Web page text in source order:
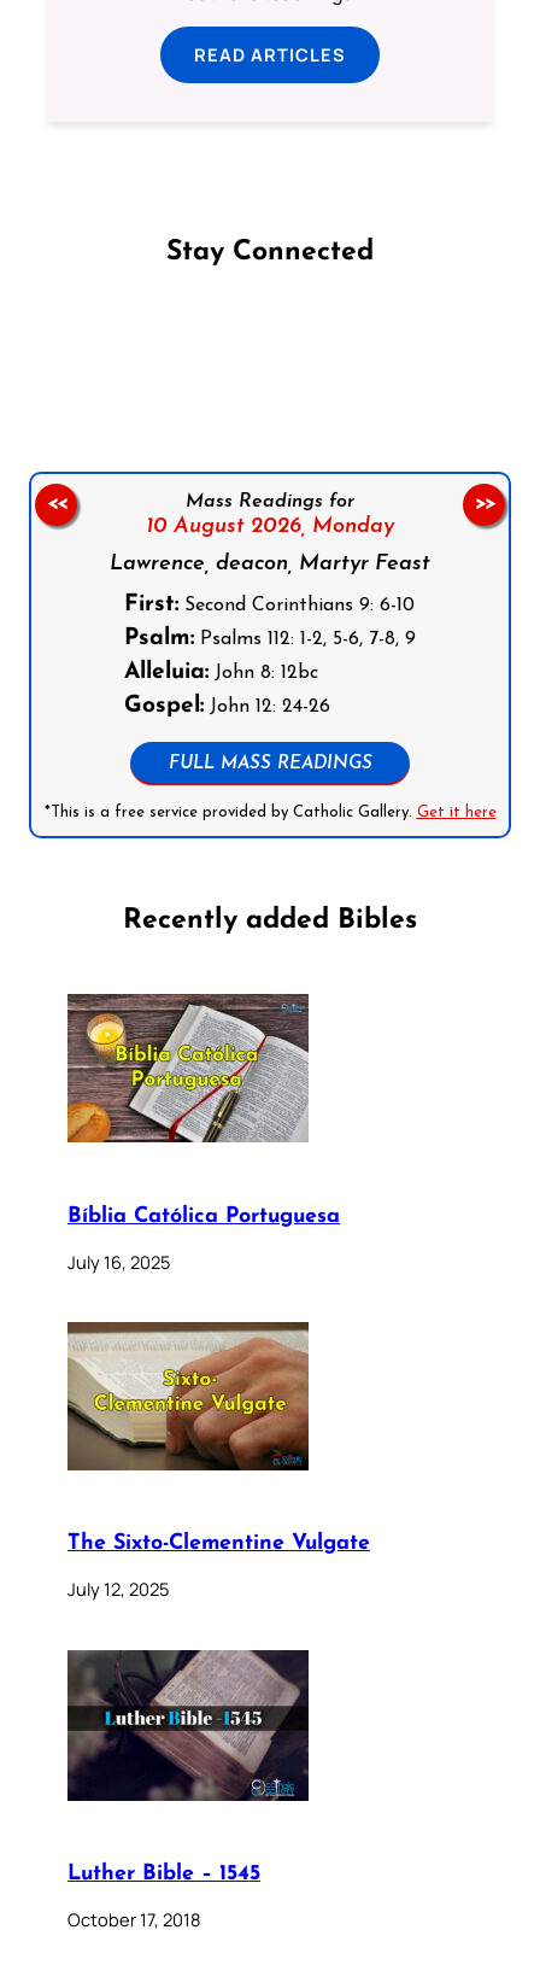
READ ARTICLES
Stay Connected
Mass Readings for
10 August 2026, Monday
Lawrence, deacon, Martyr Feast
First: Second Corinthians 9: 6-10
Psalm: Psalms 112: 1-2, 5-6, 7-8, 9
Alleluia: John 8: 12bc
Gospel: John 12: 24-26
FULL MASS READINGS
*This is a free service provided by Catholic Gallery. Get it here
<< >>
Recently added Bibles
Bíblia Católica Portuguesa
July 16, 2025
The Sixto-Clementine Vulgate
July 12, 2025
Luther Bible – 1545
October 17, 2018